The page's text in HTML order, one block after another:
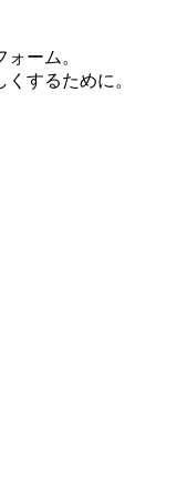
ーム。
するために。